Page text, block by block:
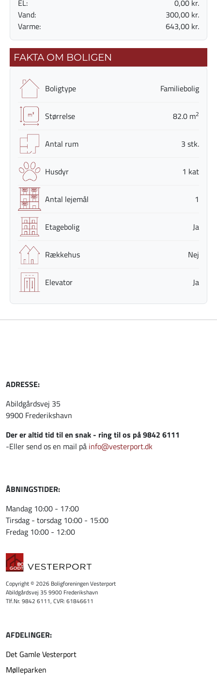
EL:
0,00 kr.
Vand:
300,00 kr.
Varme:
643,00 kr.
FAKTA OM BOLIGEN
Boligtype Familiebolig
Størrelse 82.0 m2
Antal rum 3 stk.
Husdyr 1 kat
Antal lejemål 1
Etagebolig Ja
Rækkehus Nej
Elevator Ja
ADRESSE:
Abildgårdsvej 35
9900 Frederikshavn
Der er altid tid til en snak - ring til os på 9842 6111
-Eller send os en mail på info@vesterport.dk
ÅBNINGSTIDER:
Mandag 10:00 - 17:00
Tirsdag - torsdag 10:00 - 15:00
Fredag 10:00 - 12:00
Copyright © 2026 Boligforeningen Vesterport
Abildgårdsvej 35 9900 Frederikshavn
Tlf.Nr. 9842 6111, CVR: 61846611
AFDELINGER:
Det Gamle Vesterport
Mølleparken